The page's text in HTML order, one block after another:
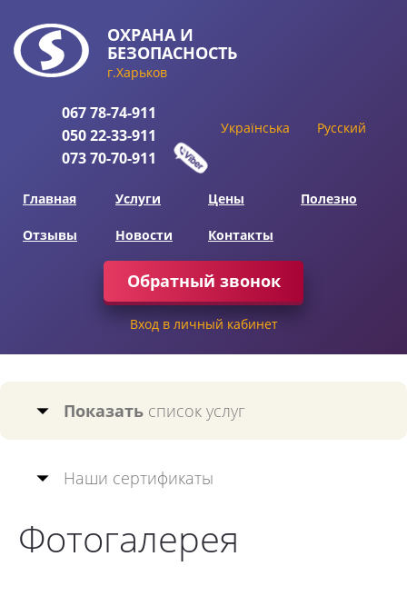
ОХРАНАИ
БЕЗОПАСНОСТЬ
г.Харьков
06778-74-911
05022-33-911
07370-70-911
Українська Русский
Главная Услуги Цены Полезно
Отзывы Новости Контакты
Обратный звонок
Вход в личный кабинет
Показать список услуг
Наши сертификаты
Фотогалерея